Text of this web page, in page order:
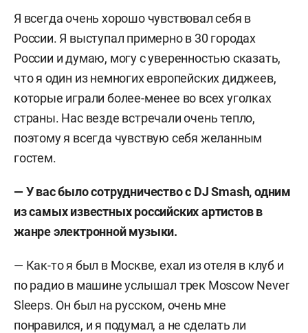
Я всегда очень хорошо чувствовал себя в
России. Я выступал примерно в 30 городах
России и думаю, могу с уверенностью сказать,
что я один из немногих европейских диджеев,
которые играли более-менее во всех уголках
страны. Нас везде встречали очень тепло,
поэтому я всегда чувствую себя желанным
гостем.
— У вас было сотрудничество с DJ Smash, одним
из самых известных российских артистов в
жанре электронной музыки.
— Как-то я был в Москве, ехал из отеля в клуб и
по радио в машине услышал трек Moscow Never
Sleeps. Он был на русском, очень мне
понравился, и я подумал, а не сделать ли